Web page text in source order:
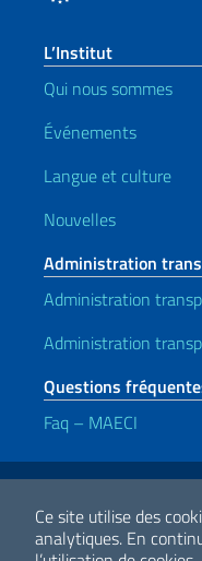
Ce site utilise des
analytiques. En
L’Institut
Qui nous sommes
Événements
Langue et culture
Nouvelles
Administration
Administration
Administration
Questions
Faq – MAECI
Liens utiles